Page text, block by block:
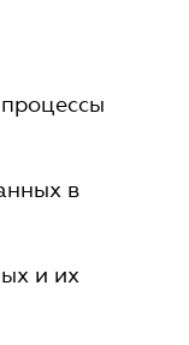
в
и их